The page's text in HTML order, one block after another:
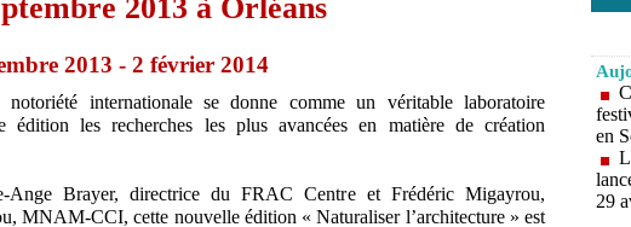
2013 à Orléans
2013 - 2 février 2014
internationale se donne comme un véritable laboratoire
édition les recherches les plus avancées en matière de création
Ange Brayer, directrice du FRAC Centre et Frédéric Migayrou,
MNAM-CCI, cette nouvelle édition « Naturaliser l’architecture » est
en
29